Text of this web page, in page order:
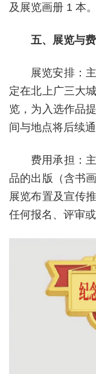
及展览画册 1 本。
五、展览与
展览安排：
定在北上广三大
览，为入选作品
间与地点将后续
费用承担：
品的出版（含书
展览布置及宣传
任何报名、评审或